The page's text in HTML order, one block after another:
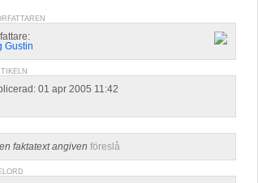
Gustin
01 apr 2005 11:42
faktatext angiven föreslå